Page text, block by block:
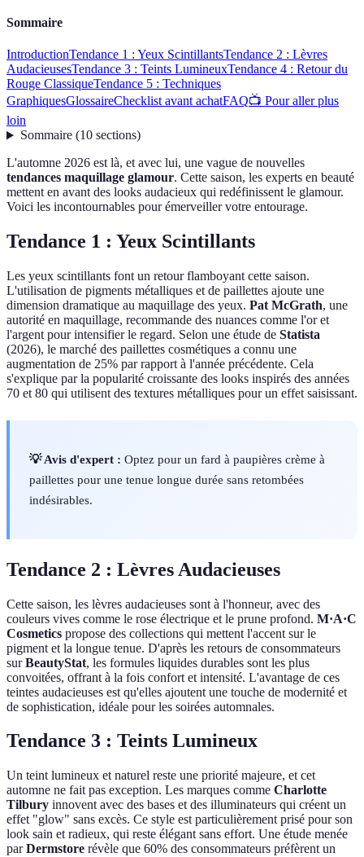
Sommaire
IntroductionTendance 1 : Yeux ScintillantsTendance 2 : Lèvres
AudacieusesTendance 3 : Teints LumineuxTendance 4 : Retour du
Rouge ClassiqueTendance 5 : Techniques
GraphiquesGlossaireChecklist avant achatFAQ📺 Pour aller plus
loin
Sommaire(10 sections)
L'automne 2026 est là, et avec lui, une vague de nouvelles
tendances maquillage glamour. Cette saison, les experts en beauté
mettent en avant des looks audacieux qui redéfinissent le glamour.
Voici les incontournables pour émerveiller votre entourage.
Tendance 1 : Yeux Scintillants
Les yeux scintillants font un retour flamboyant cette saison.
L'utilisation de pigments métalliques et de paillettes ajoute une
dimension dramatique au maquillage des yeux. Pat McGrath, une
autorité en maquillage, recommande des nuances comme l'or et
l'argent pour intensifier le regard. Selon une étude de Statista
(2026), le marché des paillettes cosmétiques a connu une
augmentation de 25% par rapport à l'année précédente. Cela
s'explique par la popularité croissante des looks inspirés des années
70 et 80 qui utilisent des textures métalliques pour un effet saisissant.
💡 Avis d'expert : Optez pour un fard à paupières crème à
paillettes pour une tenue longue durée sans retombées
indésirables.
Tendance 2 : Lèvres Audacieuses
Cette saison, les lèvres audacieuses sont à l'honneur, avec des
couleurs vives comme le rose électrique et le prune profond. M·A·C
Cosmetics propose des collections qui mettent l'accent sur le
pigment et la longue tenue. D'après les retours de consommateurs
surBeautyStat, les formules liquides durables sont les plus
convoitées, offrant à la fois confort et intensité. L'avantage de ces
teintes audacieuses est qu'elles ajoutent une touche de modernité et
de sophistication, idéale pour les soirées automnales.
Tendance 3 : Teints Lumineux
Un teint lumineux et naturel reste une priorité majeure, et cet
automne ne fait pas exception. Les marques comme Charlotte
Tilbury innovent avec des bases et des illuminateurs qui créent un
effet "glow" sans excès. Ce style est particulièrement prisé pour son
look sain et radieux, qui reste élégant sans effort. Une étude menée
parDermstore révèle que 60% des consommateurs préfèrent un